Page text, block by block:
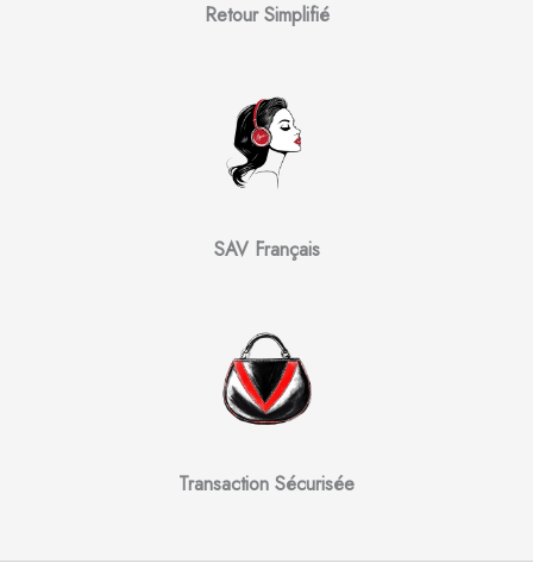
Retour Simplifié
SAV Français
Transaction Sécurisée